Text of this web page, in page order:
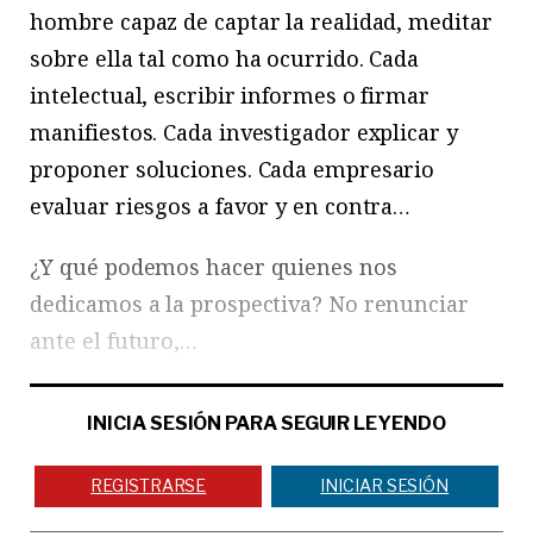
hombre capaz de captar la realidad, meditar
sobre ella tal como ha ocurrido. Cada
intelectual, escribir informes o firmar
manifiestos. Cada investigador explicar y
proponer soluciones. Cada empresario
evaluar riesgos a favor y en contra…
¿Y qué podemos hacer quienes nos
dedicamos a la prospectiva? No renunciar
ante el futuro,…
INICIA SESIÓN PARA SEGUIR LEYENDO
REGISTRARSE INICIAR SESIÓN